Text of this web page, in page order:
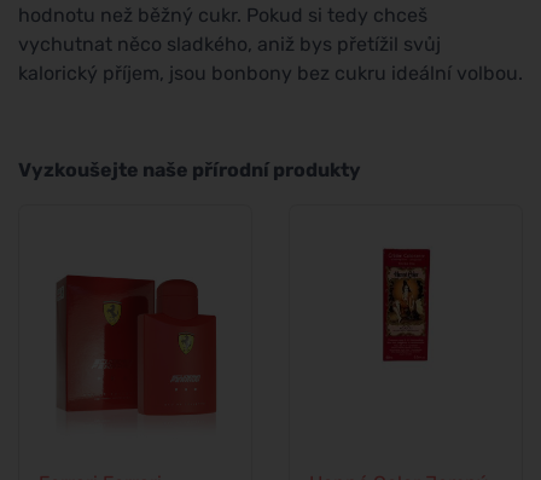
hodnotu než běžný cukr. Pokud si tedy chceš
vychutnat něco sladkého, aniž bys přetížil svůj
kalorický příjem, jsou bonbony bez cukru ideální volbou.
Vyzkoušejte naše přírodní produkty